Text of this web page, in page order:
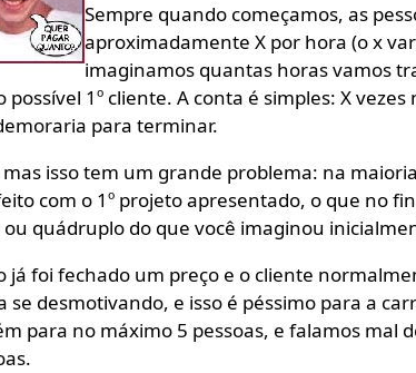
Sempre quando começamos, as
aproximadamente X por hora (o x
imaginamos quantas horas vamos
possível 1º cliente. A conta é simples: X
para terminar.
mas isso tem um grande problema: na
com o 1º projeto apresentado, o que no
quádruplo do que você imaginou
já foi fechado um preço e o cliente
se desmotivando, e isso é péssimo para a
para no máximo 5 pessoas, e falamos mal